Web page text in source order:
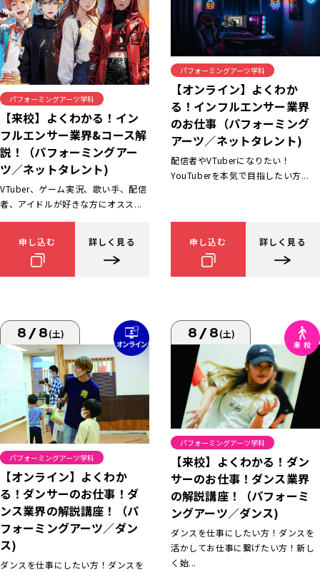
パフォーミングアーツ学科
【来校】よくわかる！イン
フルエンサー業界&コース解
説！（パフォーミングアー
ツ／ネットタレント)
VTuber、ゲーム実況、歌い手、配信
者、アイドルが好きな方にオスス...
申し込む 詳しく見る
パフォーミングアーツ学科
【オンライン】よくわか
る！インフルエンサー業界
のお仕事（パフォーミング
アーツ／ネットタレント)
配信者やVTuberになりたい！
YouTuberを本気で目指したい方...
申し込む 詳しく見る
8/8(土)
パフォーミングアーツ学科
【オンライン】よくわか
る！ダンサーのお仕事！ダ
ンス業界の解説講座！（パ
フォーミングアーツ／ダン
ス)
ダンスを仕事にしたい方！ダンスを
8/8(土)
パフォーミングアーツ学科
【来校】よくわかる！ダン
サーのお仕事！ダンス業界
の解説講座！（パフォーミ
ングアーツ／ダンス)
ダンスを仕事にしたい方！ダンスを
活かしてお仕事に繋げたい方！新し
く始...